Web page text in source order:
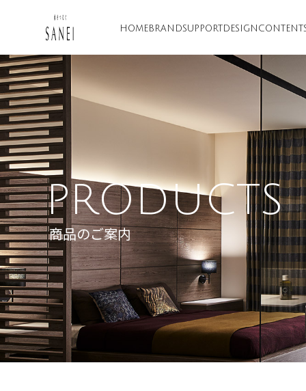
HOME BRANDSUPPORT DESIGN
PRODUCTS
商品のご案内